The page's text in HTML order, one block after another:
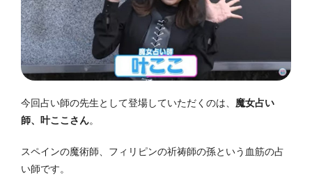
今回占い師の先生として登場していただくのは、 魔女占い
師、叶ここさん。
スペインの魔術師、フィリピンの祈祷師の孫という血筋の占
い師です。